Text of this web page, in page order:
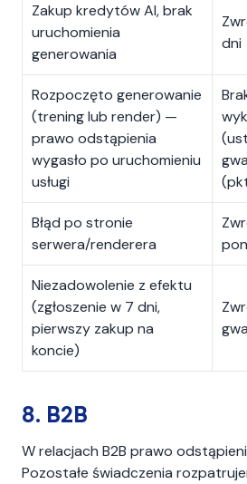
Zakup kredytów AI, brak
uruchomienia
generowania
dni
Rozpoczęto generowanie
(trening lub render) —
prawo odstąpienia
wygasło po uruchomieniu
usługi
Błąd po stronie
serwera/renderera
Niezadowolenie z efektu
(zgłoszenie w 7 dni,
pierwszy zakup na
koncie)
8. B2B
W relacjach B2B prawo
Pozostałe świadczenia